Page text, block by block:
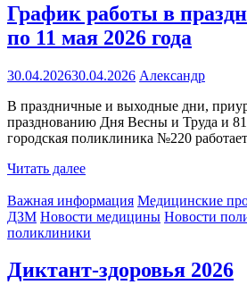
График работы в
по 11 мая 2026 года
30.04.202630.04.2026 Александр
В праздничные и выходные дни,
празднованию Дня Весны и Труда и
городская поликлиника №220 работает
Читать далее
Важная информация Медицинские
ДЗМ Новости медицины Новости
поликлиники
Диктант-здоровья 2026